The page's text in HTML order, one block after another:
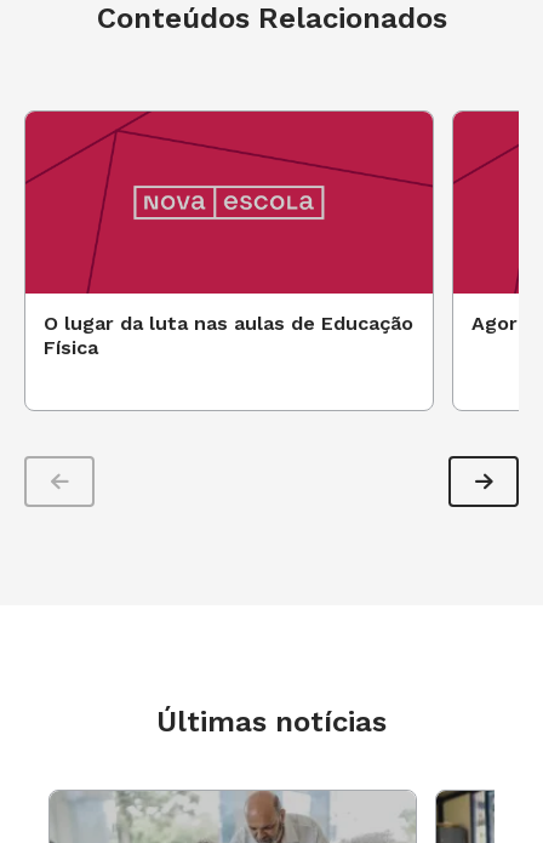
Conteúdos Relacionados
O lugar da luta nas aulas de Educação
Física
Agora,
Últimas notícias